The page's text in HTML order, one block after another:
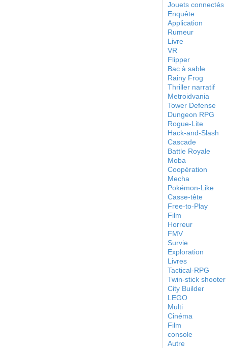
Jouets connectés
Enquête
Application
Rumeur
Livre
VR
Flipper
Bac à sable
Rainy Frog
Thriller narratif
Metroidvania
Tower Defense
Dungeon RPG
Rogue-Lite
Hack-and-Slash
Cascade
Battle Royale
Moba
Coopération
Mecha
Pokémon-Like
Casse-tête
Free-to-Play
Film
Horreur
FMV
Survie
Exploration
Livres
Tactical-RPG
Twin-stick shooter
City Builder
LEGO
Multi
Cinéma
Film
console
Autre